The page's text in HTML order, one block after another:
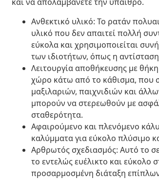
Ανθεκτικό υλικό: Το ρατάν
υλικό που δεν απαιτεί πολλή
εύκολα και χρησιμοποιείται
των ιδιοτήτων, όπως η
Λειτουργία αποθήκευσης με
χώρο κάτω από το κάθισμα, που
μαξιλαριών, παιχνιδιών και
μπορούν να στερεωθούν με
σταθερότητα.
Αφαιρούμενο και πλενόμενο
καλύμματα για εύκολο πλύσιμο
Αρθρωτός σχεδιασμός: Αυτό το
το εντελώς ευέλικτο και εύκολο
προσαρμοσμένη διάταξη